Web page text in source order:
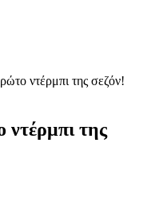
ντέρμπι της σεζόν!
της